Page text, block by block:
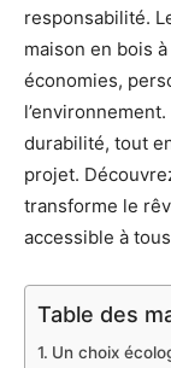
responsabilité.
maison en bois
économies,
durabilité, tout
projet.
transforme le
accessible à
Table des
Un choix